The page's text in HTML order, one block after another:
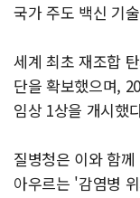
국가 주도 백신 기
세계 최초 재조합
단을 확보했으며,
임상 1상을 개시했
질병청은 이와 함께
아우르는 '감염병